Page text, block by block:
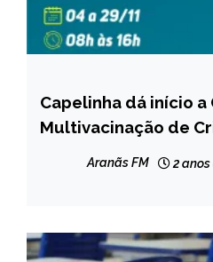
CAPELINHA
NOTÍCIAS
Capelinha dá início a
Multivacinação de
Aranãs FM 2 anos